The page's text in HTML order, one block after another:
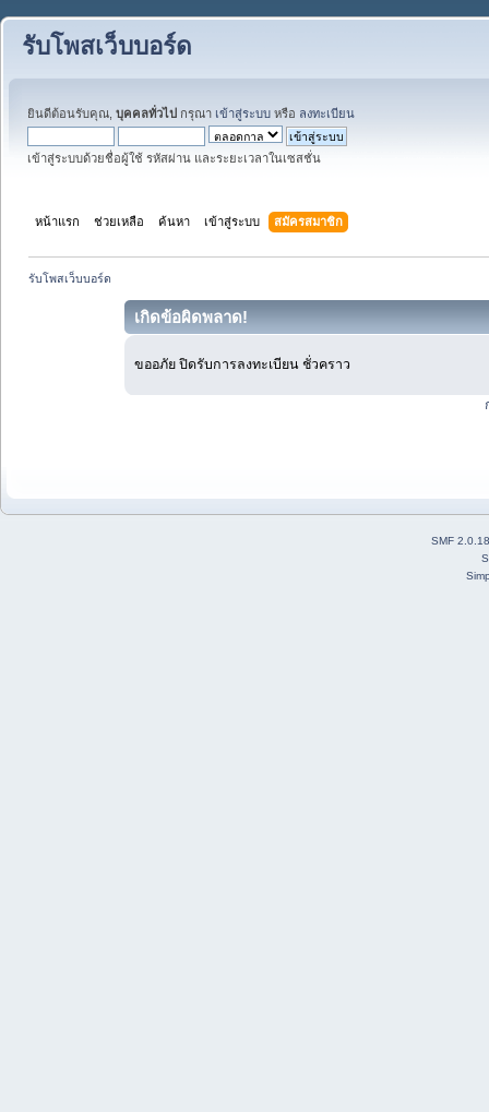
รับโพสเว็บบอร์ด
ยินดีต้อนรับคุณ, บุคคลทั่วไป กรุณา เข้าสู่ระบบ หรือ ลงทะเบียน
เข้าสู่ระบบด้วยชื่อผู้ใช้ รหัสผ่าน และระยะเวลาในเซสชั่น
หน้าแรก ช่วยเหลือ ค้นหา เข้าสู่ระบบ สมัครสมาชิก
รับโพสเว็บบอร์ด
เกิดข้อผิดพลาด!
ขออภัย ปิดรับการลงทะเบียน ชั่วคราว
SMF 2.0.18